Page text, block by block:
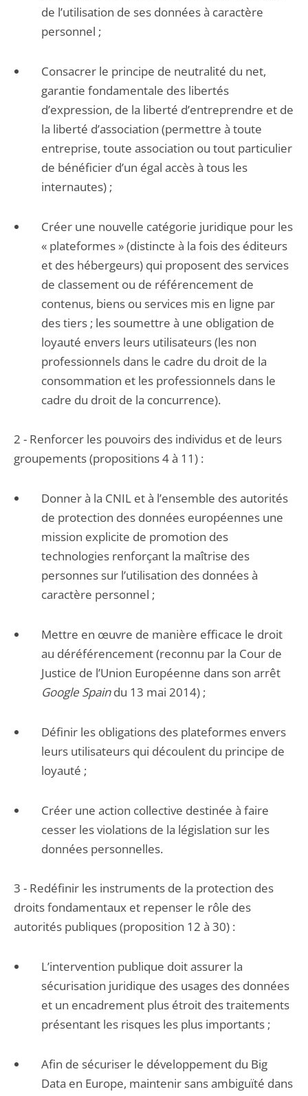
de l’utilisation de ses données à caractère
personnel ;
Consacrer le principe de neutralité du net,
garantie fondamentale des libertés
d’expression, de la liberté d’entreprendre et de
la liberté d’association (permettre à toute
entreprise, toute association ou tout particulier
de bénéficier d’un égal accès à tous les
internautes) ;
Créer une nouvelle catégorie juridique pour les
« plateformes » (distincte à la fois des éditeurs
et des hébergeurs) qui proposent des services
de classement ou de référencement de
contenus, biens ou services mis en ligne par
des tiers ; les soumettre à une obligation de
loyauté envers leurs utilisateurs (les non
professionnels dans le cadre du droit de la
consommation et les professionnels dans le
cadre du droit de la concurrence).
2 - Renforcer les pouvoirs des individus et de leurs
groupements (propositions 4 à 11) :
Donner à la CNIL et à l’ensemble des autorités
de protection des données européennes une
mission explicite de promotion des
technologies renforçant la maîtrise des
personnes sur l’utilisation des données à
caractère personnel ;
Mettre en œuvre de manière efficace le droit
au déréférencement (reconnu par la Cour de
Justice de l’Union Européenne dans son arrêt
Google Spaindu 13 mai 2014) ;
Définir les obligations des plateformes envers
leurs utilisateurs qui découlent du principe de
loyauté ;
Créer une action collective destinée à faire
cesser les violations de la législation sur les
données personnelles.
3 - Redéfinir les instruments de la protection des
droits fondamentaux et repenser le rôle des
autorités publiques (proposition 12 à 30) :
L’intervention publique doit assurer la
sécurisation juridique des usages des données
et un encadrement plus étroit des traitements
présentant les risques les plus importants ;
Afin de sécuriser le développement du Big
Data en Europe, maintenir sans ambiguïté dans